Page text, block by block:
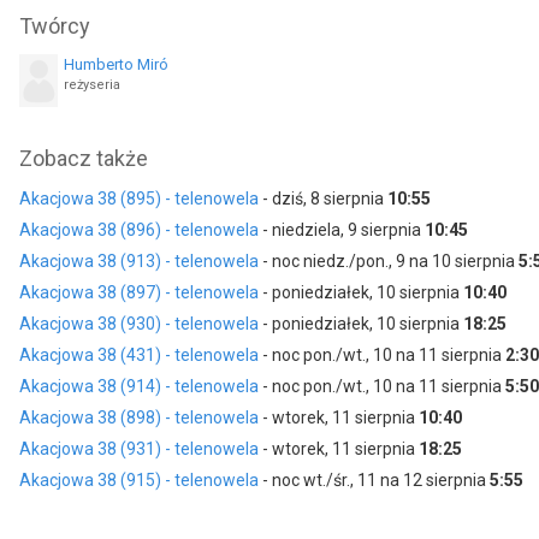
jako Felipe Álvarez-Hermoso
Álvaro Quintana
jako Antonito Palacios
jako Jacinto
Twórcy
Humberto Miró
reżyseria
Zobacz także
Akacjowa 38 (895) - telenowela - dziś, 8 sierpnia 10:55
Akacjowa 38 (896) - telenowela - niedziela, 9 sierpnia 10:45
Akacjowa 38 (913) - telenowela - noc niedz./pon., 9 na 10 sierpnia
Akacjowa 38 (897) - telenowela - poniedziałek, 10 sierpnia 10:40
Akacjowa 38 (930) - telenowela - poniedziałek, 10 sierpnia 18:25
Akacjowa 38 (431) - telenowela - noc pon./wt., 10 na 11 sierpnia 2:30
Akacjowa 38 (914) - telenowela - noc pon./wt., 10 na 11 sierpnia 5:50
Akacjowa 38 (898) - telenowela - wtorek, 11 sierpnia 10:40
Akacjowa 38 (931) - telenowela - wtorek, 11 sierpnia 18:25
Akacjowa 38 (915) - telenowela - noc wt./śr., 11 na 12 sierpnia 5:55